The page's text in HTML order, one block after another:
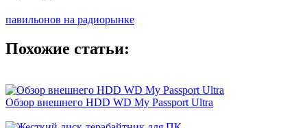
павильонов на радиорынке
Похожие статьи:
Обзор внешнего HDD WD My Passport Ultra